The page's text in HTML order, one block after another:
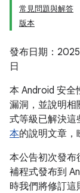
常見問題與解答
版本
發布日期：
日
本 Android 安全
漏洞，並說明
式等級已解決這
本的說明文章，
本公告初次發布
補程式發布到
時我們將修訂這